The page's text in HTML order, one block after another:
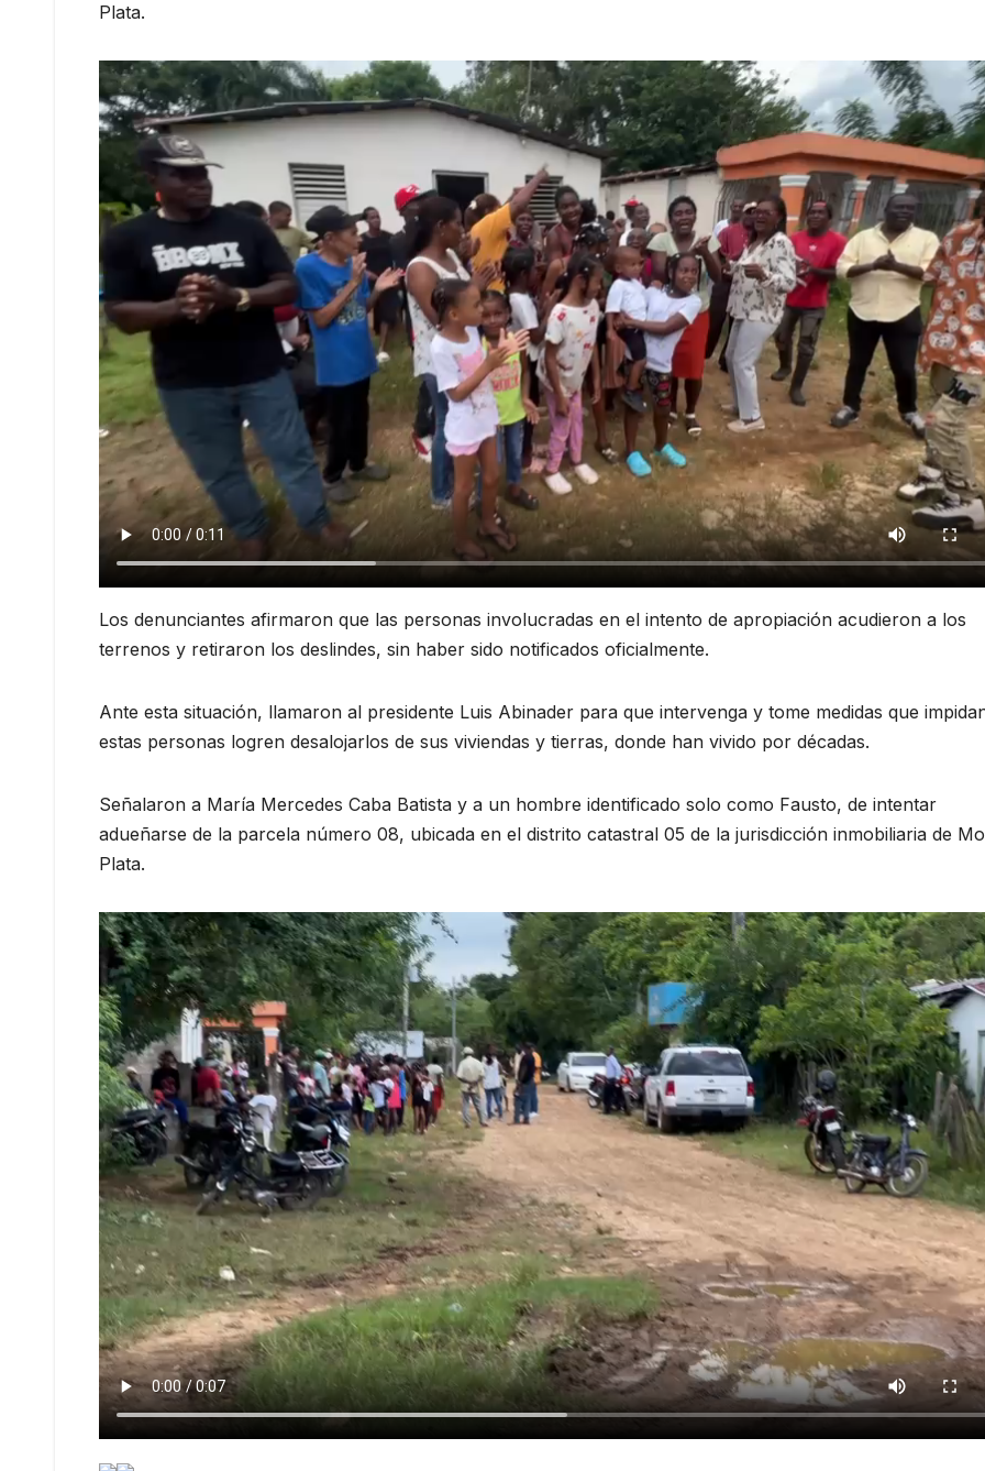
Plata.
Los denunciantes afirmaron que las personas involucradas en el intento de apropiación acudieron a los
terrenos y retiraron los deslindes, sin haber sido notificados oficialmente.
Ante esta situación, llamaron al presidente Luis Abinader para que intervenga y tome medidas que
estas personas logren desalojarlos de sus viviendas y tierras, donde han vivido por décadas.
Señalaron a María Mercedes Caba Batista y a un hombre identificado solo como Fausto, de intentar
adueñarse de la parcela número 08, ubicada en el distrito catastral 05 de la jurisdicción inmobiliaria de
Plata.